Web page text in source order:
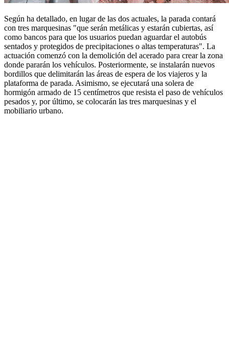
Según ha detallado, en lugar de las dos actuales, la parada contará
con tres marquesinas "que serán metálicas y estarán cubiertas, así
como bancos para que los usuarios puedan aguardar el autobús
sentados y protegidos de precipitaciones o altas temperaturas". La
actuación comenzó con la demolición del acerado para crear la zona
donde pararán los vehículos. Posteriormente, se instalarán nuevos
bordillos que delimitarán las áreas de espera de los viajeros y la
plataforma de parada. Asimismo, se ejecutará una solera de
hormigón armado de 15 centímetros que resista el paso de vehículos
pesados y, por último, se colocarán las tres marquesinas y el
mobiliario urbano.